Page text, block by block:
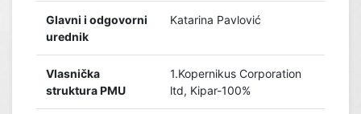
Glavni i odgovorni
urednik
Katarina Pavlović
Vlasnička
struktura PMU
1.Kopernikus Corporation
ltd, Kipar-100%